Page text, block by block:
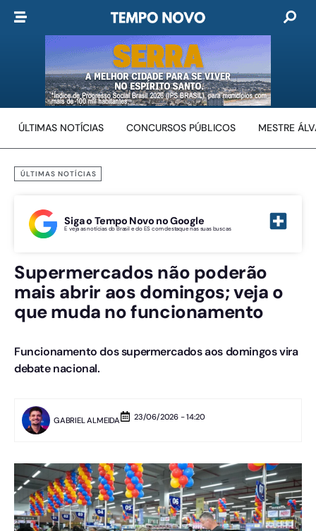
ÚLTIMAS NOTÍCIAS CONCURSOS PÚBLICOS MESTRE
ÚLTIMAS NOTÍCIAS
Siga o Tempo Novo no Google
E veja as notícias do Brasil e do ES com destaque nas suas buscas
Supermercados não poderão
mais abrir aos domingos; veja o
que muda no funcionamento
Funcionamento dos supermercados aos domingos vira
debate nacional.
GABRIEL ALMEIDA 23/06/2026 - 14:20